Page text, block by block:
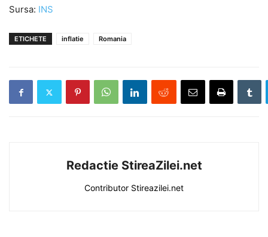
Sursa: INS
ETICHETE inflatie Romania
Redactie StireaZilei.net
Contributor Stireazilei.net